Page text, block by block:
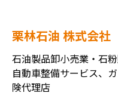
栗林石油 株式会社
石油製品卸小売業・石
自動車整備サービス、
険代理店